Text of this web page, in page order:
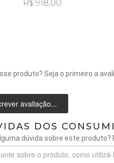
R$ 918,00
produto? Seja o primeiro a
avaliação...
DOS
dúvida sobre este